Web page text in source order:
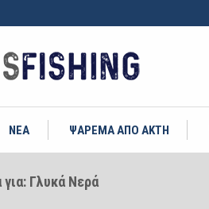
ΝΕΑ ΨΑΡΕΜΑ ΑΠΟ ΑΚΤΗ
Γλυκά Νερά